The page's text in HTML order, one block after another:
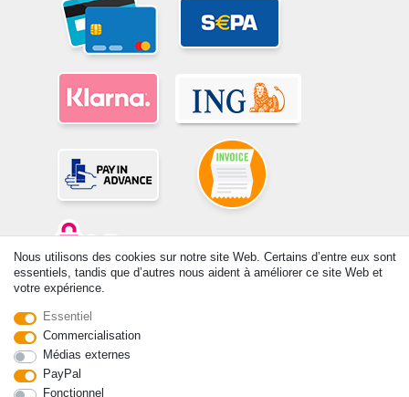
© Copyright 2026 | Tous droits réservés. -Tous droits réservés – Les
prix indiqués par le Vendeur au moment de la commande sont libellés
Nous utilisons des cookies sur notre site Web. Certains d’entre eux sont
essentiels, tandis que d’autres nous aident à améliorer ce site Web et
votre expérience.
Essentiel
Commercialisation
Médias externes
PayPal
Fonctionnel
Rétracter le contrat ici